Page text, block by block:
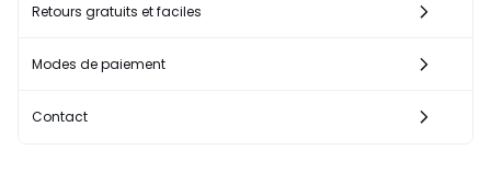
Retours gratuits et faciles
Modes de paiement
Contact